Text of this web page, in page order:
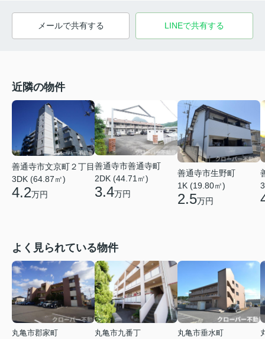
メールで共有する LINEで共有する
近隣の物件
善通寺市文京町２丁目
3DK (64.87㎡)
4.2万円
善通寺市善通寺町
2DK (44.71㎡)
3.4万円
善通寺市生野町
1K (19.80㎡)
2.5万円
よく見られている物件
丸亀市郡家町
丸亀市九番丁
丸亀市垂水町